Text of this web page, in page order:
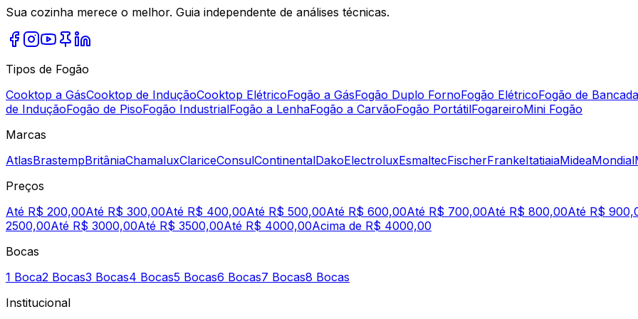
Sua cozinha merece o melhor. Guia independente de análises técnicas.
Tipos de Fogão
Cooktop a GásCooktop de InduçãoCooktop ElétricoFogão a GásFogão Duplo FornoFogão ElétricoFogão de Bancada
de InduçãoFogão de PisoFogão IndustrialFogão a LenhaFogão a CarvãoFogão PortátilFogareiroMini Fogão
Marcas
AtlasBrastempBritâniaChamaluxClariceConsulContinentalDakoElectroluxEsmaltecFischerFrankeItatiaiaMideaMondial
Preços
Até R$ 200,00Até R$ 300,00Até R$ 400,00Até R$ 500,00Até R$ 600,00Até R$ 700,00Até R$ 800,00Até R$
2500,00Até R$ 3000,00Até R$ 3500,00Até R$ 4000,00Acima de R$ 4000,00
Bocas
1 Boca2 Bocas3 Bocas4 Bocas5 Bocas6 Bocas7 Bocas8 Bocas
Institucional